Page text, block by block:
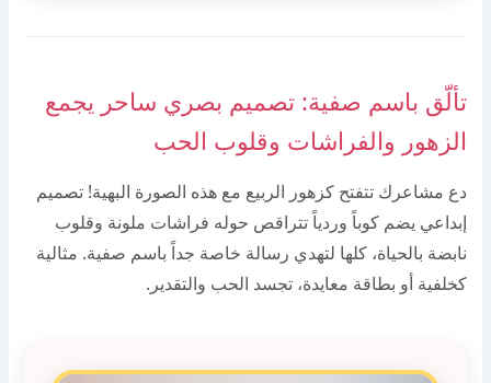
تألّق باسم صفية: تصميم بصري ساحر يجمع
الزهور والفراشات وقلوب الحب
دع مشاعرك تتفتح كزهور الربيع مع هذه الصورة البهية! تصميم
إبداعي يضم كوباً وردياً تتراقص حوله فراشات ملونة وقلوب
نابضة بالحياة، كلها لتهدي رسالة خاصة جداً باسم صفية. مثالية
كخلفية أو بطاقة معايدة، تجسد الحب والتقدير.